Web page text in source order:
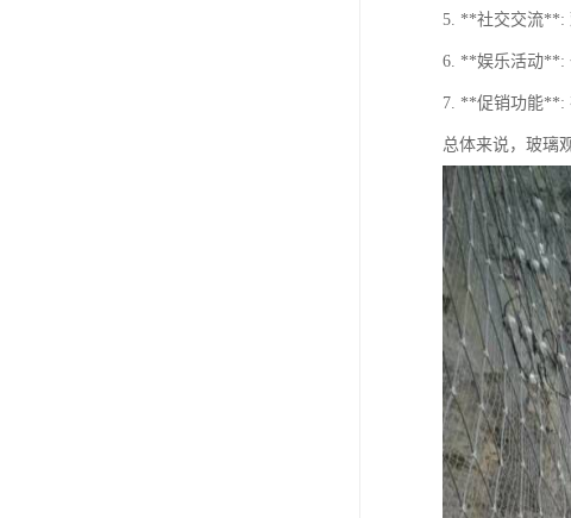
5. **社交交流**:
6. **娱乐活动**:
7. **促销功能**:
总体来说，玻璃